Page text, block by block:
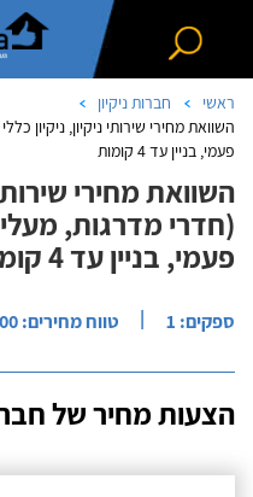
ראשי
חברות ניקיון
השוואת מחירי שירותי ניקיון, ניקיון
פעמי, בניין עד 4 קומות
השוואת מחירי שירותי
(חדרי מדרגות,
פעמי, בניין עד 4 קומות
ספקים: 1 | טווח מחירים: ₪240-1,000
הצעות מחיר של